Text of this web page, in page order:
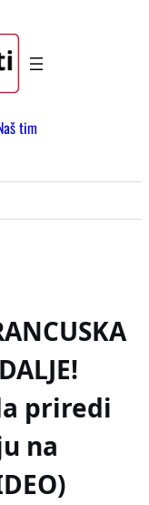
tim
priredi
na